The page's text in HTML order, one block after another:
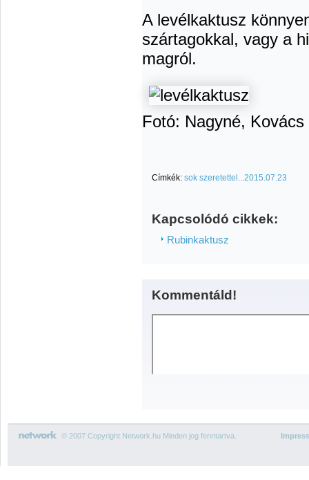
A levélkaktusz
szártagokkal, vagy a
magról.
Fotó: Nagyné,
Címkék: sok szeretettel...2015.07.23
Kapcsolódó cikkek:
Rubinkaktusz
Kommentáld!
© 2007 Copyright Network.hu Minden jog fenntartva.